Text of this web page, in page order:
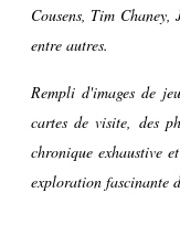
Cousens, Tim
entre autres.
Rempli d'images de
cartes de visite, des
chronique exhaustive
exploration fascinante